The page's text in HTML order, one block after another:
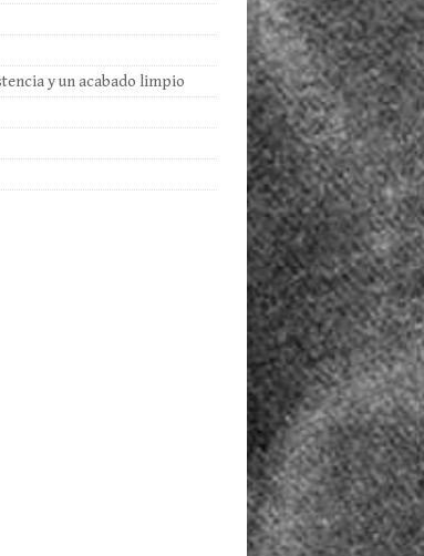
y un acabado limpio